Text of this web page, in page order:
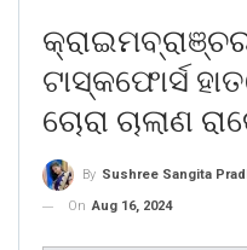
ଟାସ୍କଫୋର୍ସ
ଚୋରା ଚାଲାଣ
By Sushree Sangita
On Aug 16, 2024